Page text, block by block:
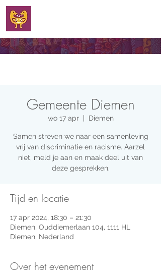
Gemeente Diemen
wo 17 apr
  |
Diemen
Samen streven we naar een samenleving
vrij van discriminatie en racisme. Aarzel
niet, meld je aan en maak deel uit van
deze gesprekken.
Tijd en locatie
17 apr 2024, 18:30 – 21:30
Diemen, Ouddiemerlaan 104, 1111 HL
Diemen, Nederland
Over het evenement